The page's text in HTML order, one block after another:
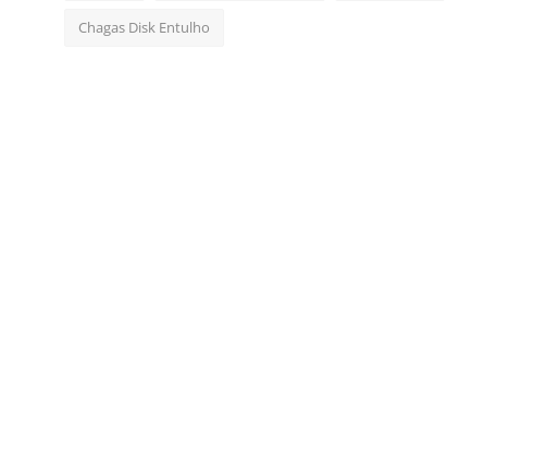
Chagas Disk Entulho